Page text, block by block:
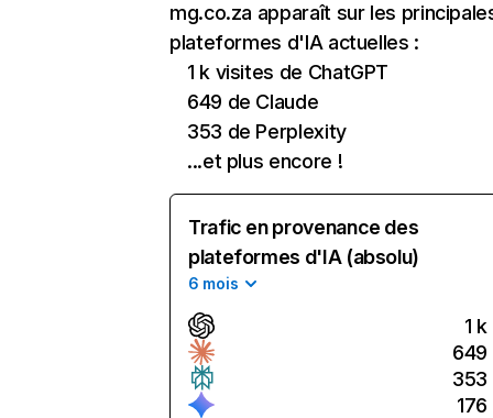
mg.co.za apparaît sur les
plateformes d'IA actuelles :
1 k visites de ChatGPT
649 de Claude
353 de Perplexity
...et plus encore !
Trafic en provenance des
plateformes d'IA (absolu)
6 mois
1 k
649
353
176